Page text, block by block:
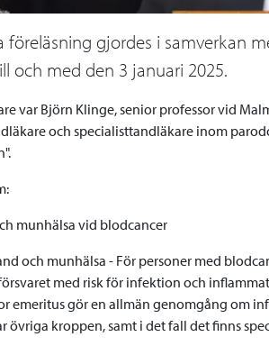
föreläsning gjordes i samverkan
och med den 3 januari 2025.
var Björn Klinge, senior professor vid
och specialisttandläkare inom
munhälsa vid blodcancer
och munhälsa - För personer med
med risk för infektion och
emeritus gör en allmän genomgång om
övriga kroppen, samt i det fall det finns